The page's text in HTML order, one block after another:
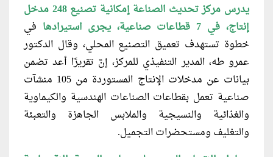
يدرس مركز تحديث الصناعة إمكانية تصنيع 248 مدخل
إنتاج، في 7 قطاعات صناعية، يجرى استيرادها
في
خطوة تستهدف تعميق التصنيع المحلي، وقال الدكتور
عمرو طه، المدير التنفيذي للمركز، إنَّ تقريرًا أعد تضمن
بيانات عن مدخلات الإنتاج المستوردة من 105 منشآت
صناعية تعمل بقطاعات الصناعات الهندسية والكيماوية
والغذائية والنسيجية والملابس الجاهزة والتعبئة
والتغليف ومستحضرات التجميل.